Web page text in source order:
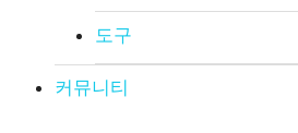
도구
커뮤니티